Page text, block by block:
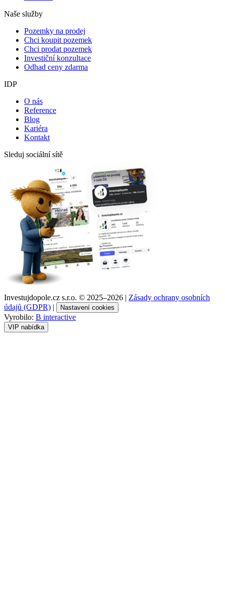
Naše služby
Pozemky na prodej
Chci koupit pozemek
Chci prodat pozemek
Investiční konzultace
Odhad ceny zdarma
IDP
O nás
Reference
Blog
Kariéra
Kontakt
Sleduj sociální sítě
Investujdopole.cz s.r.o. © 2025–2026 | Zásady ochrany osobních
údajů (GDPR) | Nastavení cookies
Vyrobilo: B interactive
VIP nabídka